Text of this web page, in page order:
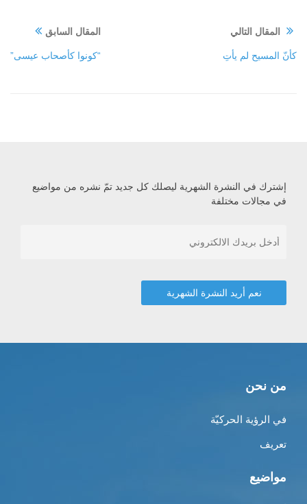
المقال السابق
“كونوا كأصحاب عيسى”
المقال التالي
كأنّ المسيح لم يأتِ
إشترك في النشرة الشهرية ليصلك كل جديد تمّ نشره من مواضيع
في مجالات مختلفة
من نحن
في الرؤية الحركيّة
تعريف
مواضيع